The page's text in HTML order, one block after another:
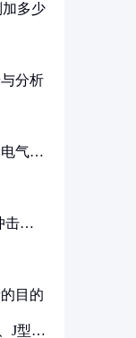
多少
分析
气设
击要
目的
J型、